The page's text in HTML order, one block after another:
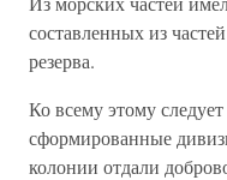
составленных из
резерва.
Ко всему этому
сформированные
колонии отдали